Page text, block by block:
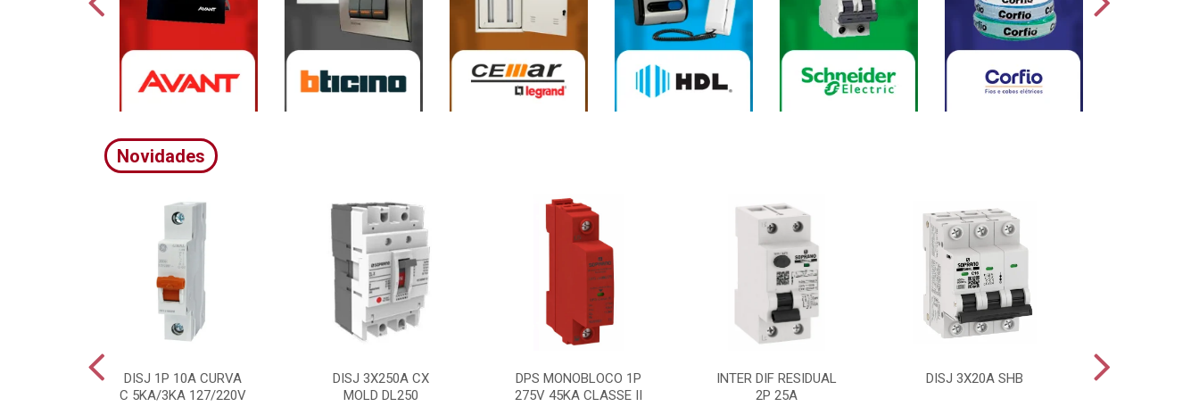
Novidades
DISJ 1P 10A CURVA
C 5KA/3KA 127/220V
DISJ 3X250A CX
MOLD DL250
DPS MONOBLOCO 1P
275V 45KA CLASSE II
INTER DIF RESIDUAL
2P 25A
DISJ 3X20A SHB